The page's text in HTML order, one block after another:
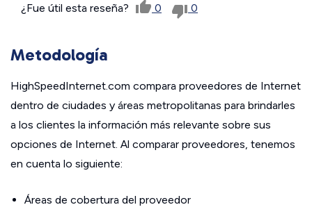
¿Fue útil esta reseña? 0 0
Metodología
HighSpeedInternet.com compara proveedores de Internet
dentro de ciudades y áreas metropolitanas para brindarles
a los clientes la información más relevante sobre sus
opciones de Internet. Al comparar proveedores, tenemos
en cuenta lo siguiente:
Áreas de cobertura del proveedor